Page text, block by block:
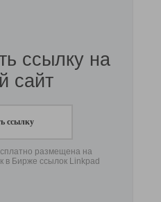
ссылку на
сайт
ссылку
размещена на
в Бирже ссылок Linkpad